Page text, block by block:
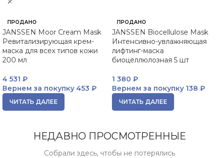
ПРОДАНО
JANSSEN Moor Cream Mask
Ревитализирующая крем-
маска для всех типов кожи
200 мл
4 531 ₽
Вернем за покупку 453 ₽
ЧИТАТЬ ДАЛЕЕ
ПРОДАНО
JANSSEN Biocellulose Mask
Интенсивно-увлажняющая
лифтинг-маска
биоцеллюлозная 5 шт
1 380 ₽
Вернем за покупку 138 ₽
ЧИТАТЬ ДАЛЕЕ
НЕДАВНО ПРОСМОТРЕННЫЕ
Собрали здесь, чтобы не потерялись